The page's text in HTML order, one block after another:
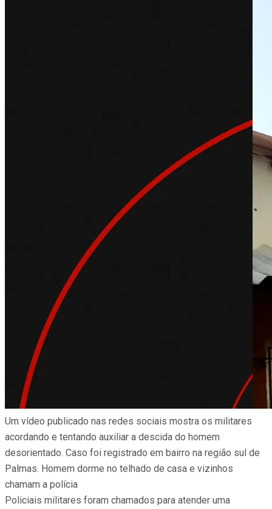
Um vídeo publicado nas redes sociais mostra os militares
acordando e tentando auxiliar a descida do homem
desorientado. Caso foi registrado em bairro na região sul de
Palmas. Homem dorme no telhado de casa e vizinhos
chamam a polícia
Policiais militares foram chamados para atender uma